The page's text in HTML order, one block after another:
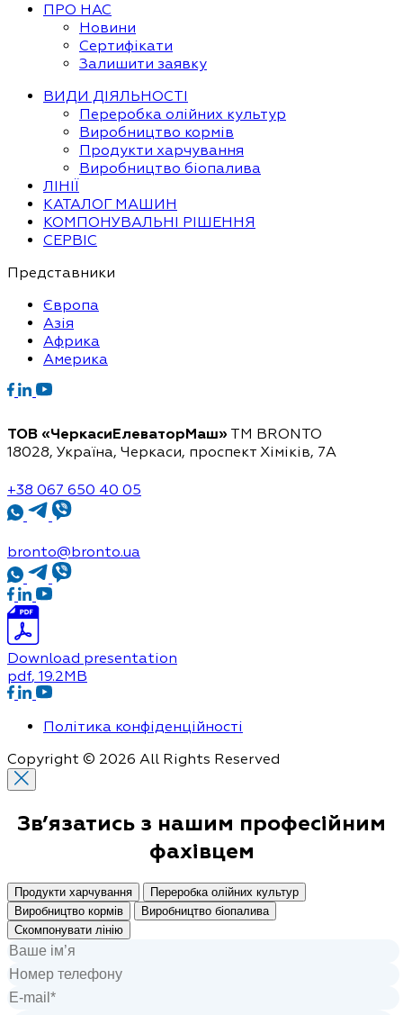
ПРО НАС
Новини
Сертифікати
Залишити заявку
ВИДИ ДІЯЛЬНОСТІ
Переробка олійних культур
Виробництво кормів
Продукти харчування
Виробництво біопалива
ЛІНІЇ
КАТАЛОГ МАШИН
КОМПОНУВАЛЬНІ РІШЕННЯ
СЕРВІС
Представники
Європа
Азія
Африка
Америка
ТОВ «ЧеркасиЕлеваторМаш» ТМ BRONTO
18028, Україна, Черкаси, проспект Хіміків, 7А
+38 067 650 40 05
bronto@bronto.ua
Download presentation
pdf, 19.2MB
Політика конфіденційності
Copyright © 2026 All Rights Reserved
Зв’язатись з нашим професійним
фахівцем
Продукти харчування
Переробка олійних культур
Виробництво кормів
Виробництво біопалива
Скомпонувати лінію